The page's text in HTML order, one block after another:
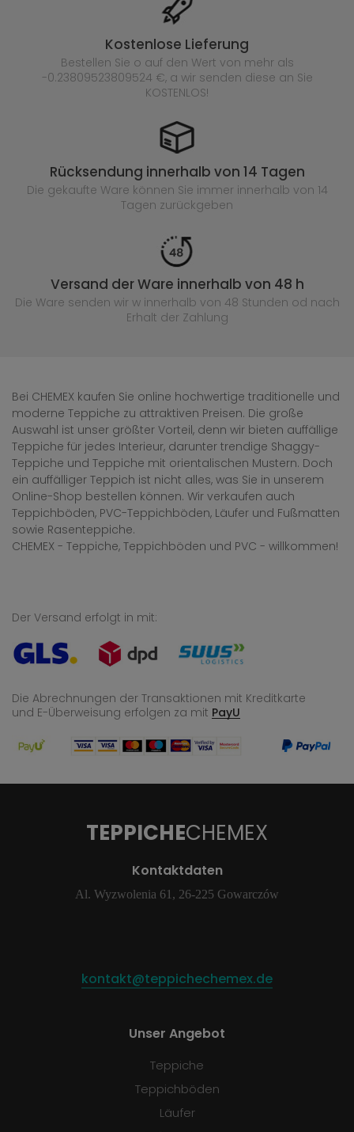
Kostenlose Lieferung
Bestellen Sie o auf den Wert von mehr als
-0.23809523809524 €, a wir senden diese an Sie
KOSTENLOS!
Rücksendung innerhalb von 14 Tagen
Die gekaufte Ware können Sie immer innerhalb von 14
Tagen zurückgeben
Versand der Ware innerhalb von 48 h
Die Ware senden wir w innerhalb von 48 Stunden od nach
Erhalt der Zahlung
Bei CHEMEX kaufen Sie online hochwertige traditionelle und
moderne Teppiche zu attraktiven Preisen. Die große
Auswahl ist unser größter Vorteil, denn wir bieten auffällige
Teppiche für jedes Interieur, darunter trendige Shaggy-
Teppiche und Teppiche mit orientalischen Mustern. Doch
ein auffälliger Teppich ist nicht alles, was Sie in unserem
Online-Shop bestellen können. Wir verkaufen auch
Teppichböden, PVC-Teppichböden, Läufer und Fußmatten
sowie Rasenteppiche.
CHEMEX - Teppiche, Teppichböden und PVC - willkommen!
Der Versand erfolgt in mit:
Die Abrechnungen der Transaktionen mit Kreditkarte
und E-Überweisung erfolgen za mit PayU
TEPPICHECHEMEX
Kontaktdaten
Al. Wyzwolenia 61, 26-225 Gowarczów
kontakt@teppichechemex.de
Unser Angebot
Teppiche
Teppichböden
Läufer